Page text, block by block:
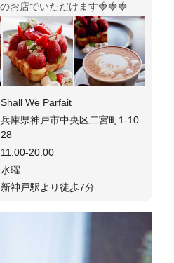
お店でいただけます🍓🍓🍓
Shall We Parfait
兵庫県神戸市中央区二宮町1-10-
28
11:00-20:00
水曜
新神戸駅より徒歩7分